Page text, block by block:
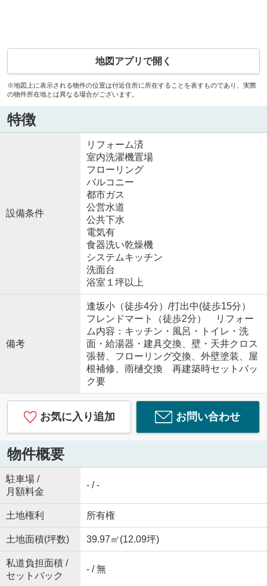
地図アプリで開く
※地図上に表示される物件の位置は付近住所に所在することを表すものであり、実際
の物件所在地とは異なる場合がございます。
特徴
設備条件
リフォーム済
室内洗濯機置場
フローリング
バルコニー
都市ガス
公営水道
公共下水
電気有
食器洗い乾燥機
システムキッチン
洗面台
浴室１坪以上
備考
逢坂小（徒歩4分）/打出中(徒歩15分）
フレンドマート（徒歩2分） リフォー
ム内容：キッチン・風呂・トイレ・洗
面・給湯器・建具交換、壁・天井クロス
張替、フローリング交換、外壁塗装、屋
根補修、雨樋交換 再建築時セットバッ
ク要
お気に入り追加 お問い合わせ
物件概要
駐車場 /
月額料金
- / -
土地権利 所有権
土地面積(坪数) 39.97㎡(12.09坪)
私道負担面積 /
セットバック
- / 無